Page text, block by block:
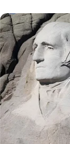
âgés de 4 ans
terrain collant
les